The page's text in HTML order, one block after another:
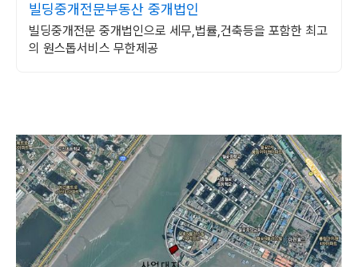
빌딩중개전문부동산 중개법인
빌딩중개전문 중개법인으로 세무,법률,건축등을 포함한 최고
의 원스톱서비스 무한제공